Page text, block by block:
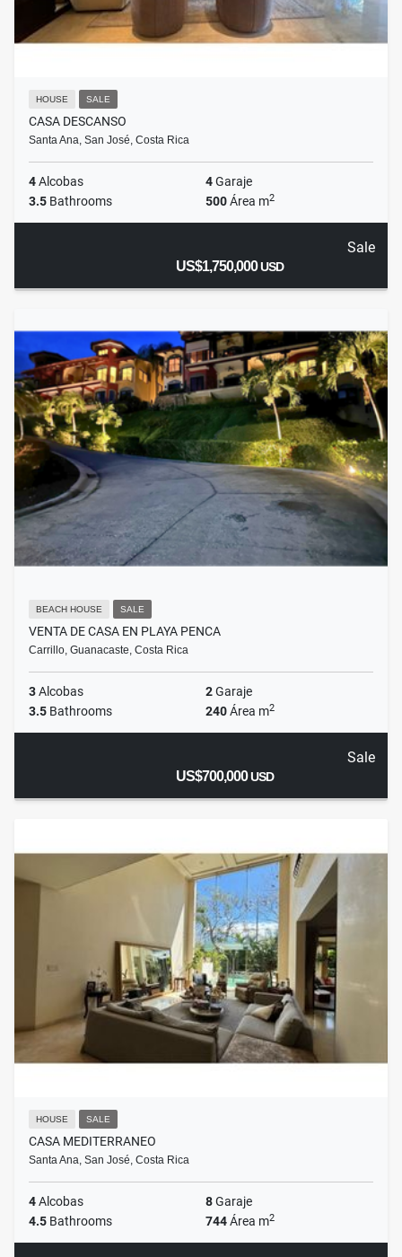
HOUSE SALE
CASA DESCANSO
Santa Ana, San José, Costa Rica
4Alcobas 4Garaje
3.5 Bathrooms 500Área m2
Sale
US$1,750,000USD
BEACH HOUSE SALE
VENTA DE CASA EN PLAYA PENCA
Carrillo, Guanacaste, Costa Rica
3Alcobas 2Garaje
3.5 Bathrooms 240Área m2
Sale
US$700,000USD
HOUSE SALE
CASA MEDITERRANEO
Santa Ana, San José, Costa Rica
4Alcobas 8Garaje
4.5 Bathrooms 744Área m2